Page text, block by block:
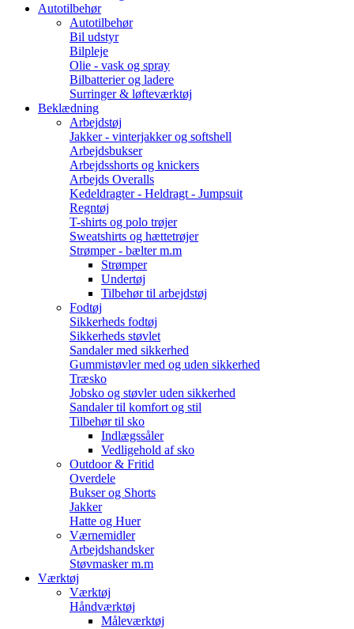
Autotilbehør
Autotilbehør
Bil udstyr
Bilpleje
Olie - vask og spray
Bilbatterier og ladere
Surringer & løfteværktøj
Beklædning
Arbejdstøj
Jakker - vinterjakker og softshell
Arbejdsbukser
Arbejdsshorts og knickers
Arbejds Overalls
Kedeldragter - Heldragt - Jumpsuit
Regntøj
T-shirts og polo trøjer
Sweatshirts og hættetrøjer
Strømper - bælter m.m
Strømper
Undertøj
Tilbehør til arbejdstøj
Fodtøj
Sikkerheds fodtøj
Sikkerheds støvlet
Sandaler med sikkerhed
Gummistøvler med og uden sikkerhed
Træsko
Jobsko og støvler uden sikkerhed
Sandaler til komfort og stil
Tilbehør til sko
Indlægssåler
Vedligehold af sko
Outdoor & Fritid
Overdele
Bukser og Shorts
Jakker
Hatte og Huer
Værnemidler
Arbejdshandsker
Støvmasker m.m
Værktøj
Værktøj
Håndværktøj
Måleværktøj